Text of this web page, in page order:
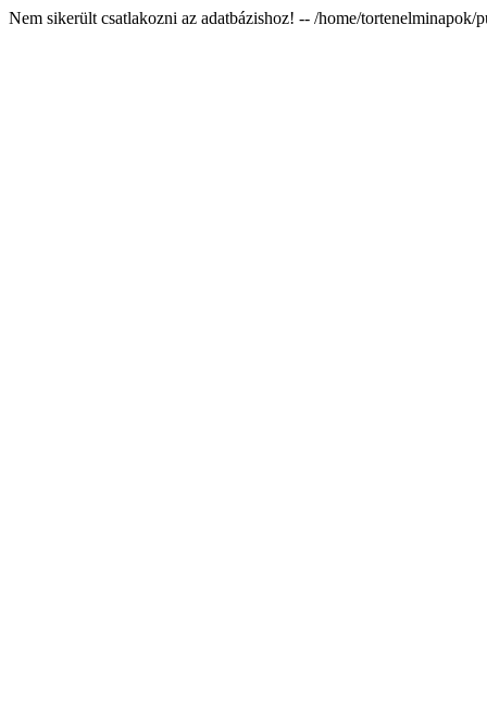
Nem sikerült csatlakozni az adatbázishoz! -- /home/